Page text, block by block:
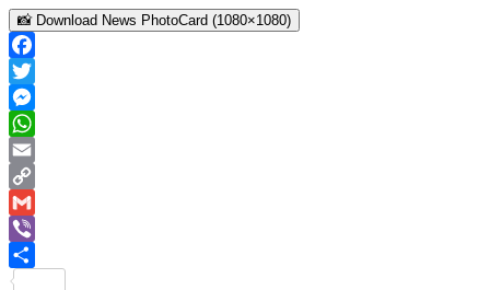
📸 Download News PhotoCard (1080×1080)
Facebook
Twitter
Messenger
WhatsApp
Email
Copy
Link
Gmail
Viber